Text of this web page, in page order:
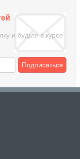
и будьте в курсе
Подписаться